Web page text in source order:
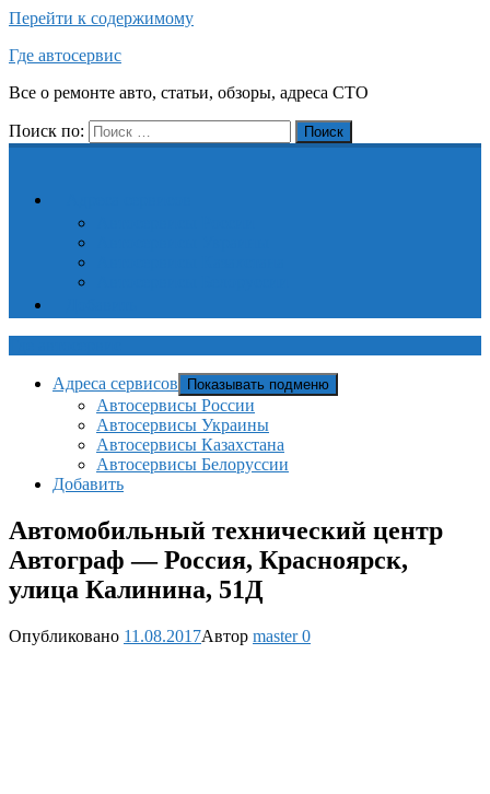
Перейти к содержимому
Где автосервис
Все о ремонте авто, статьи, обзоры, адреса СТО
Поиск по: Поиск
Адреса сервисов Показывать подменю
Автосервисы России
Автосервисы Украины
Автосервисы Казахстана
Автосервисы Белоруссии
Добавить
Автомобильный технический центр
Автограф — Россия, Красноярск,
улица Калинина, 51Д
Опубликовано 11.08.2017Автор master0